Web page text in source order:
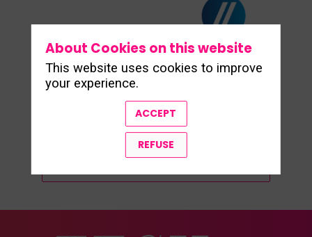
About Cookies on this website
This website uses cookies to improve
your experience.
ACCEPT
REFUSE